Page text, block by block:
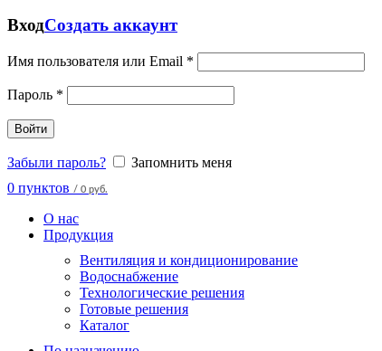
ВходСоздать аккаунт
Имя пользователя или Email *
Пароль *
Войти
Забыли пароль?
Запомнить меня
0 пунктов / 0 руб.
О нас
Продукция
Вентиляция и кондиционирование
Водоснабжение
Технологические решения
Готовые решения
Каталог